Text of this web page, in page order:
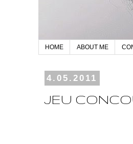
HOME ABOUT ME
4.05.2011
JEU